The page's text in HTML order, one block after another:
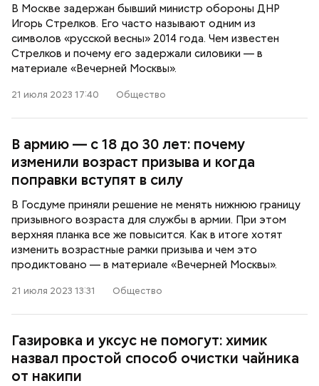
В Москве задержан бывший министр обороны ДНР
Игорь Стрелков. Его часто называют одним из
символов «русской весны» 2014 года. Чем известен
Стрелков и почему его задержали силовики — в
материале «Вечерней Москвы».
21 июля 2023 17:40 Общество
В армию — с 18 до 30 лет: почему
изменили возраст призыва и когда
поправки вступят в силу
В Госдуме приняли решение не менять нижнюю границу
призывного возраста для службы в армии. При этом
верхняя планка все же повысится. Как в итоге хотят
изменить возрастные рамки призыва и чем это
продиктовано — в материале «Вечерней Москвы».
21 июля 2023 13:31 Общество
Газировка и уксус не помогут: химик
назвал простой способ очистки чайника
от накипи